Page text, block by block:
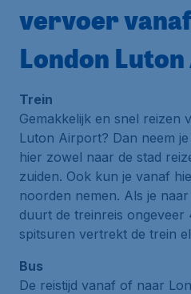
vervoer
London
Trein
Gemakkelijk en snel reizen
Luton Airport? Dan neem
hier zowel naar de stad
zuiden. Ook kun je vanaf
noorden nemen. Als je
duurt de treinreis ongeveer
spitsuren vertrekt de trein
Bus
De reistijd vanaf of naar